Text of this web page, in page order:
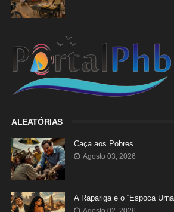
ALEATÓRIAS
Caça aos Pobres
Agosto 03, 2026
A Rapariga e o “Espoca